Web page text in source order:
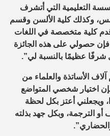
التعليمية التي أتشرف
وكذلك كلية الألسن وقسم
أقدم كلية متخصصة في اللغات
حصولي على هذه الجائزة
شرفًا عظيمًا بالنسبة لي”.
الأساتذة والعلماء من
اختيار شخصي المتواضع
ويجعلني أعتز بكل لحظة
أو الترجمة، وبكل جهد بذلته